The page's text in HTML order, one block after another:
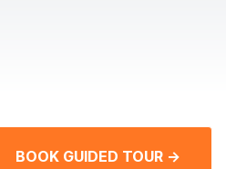
BOOK GUIDED TOUR →